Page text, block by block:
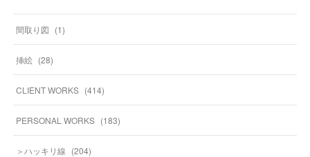
間取り図 (1)
挿絵 (28)
CLIENT WORKS (414)
PERSONAL WORKS (183)
＞ハッキリ線 (204)